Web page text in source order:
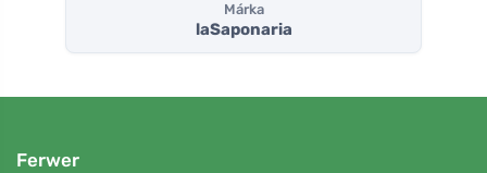
Márka
laSaponaria
Ferwer